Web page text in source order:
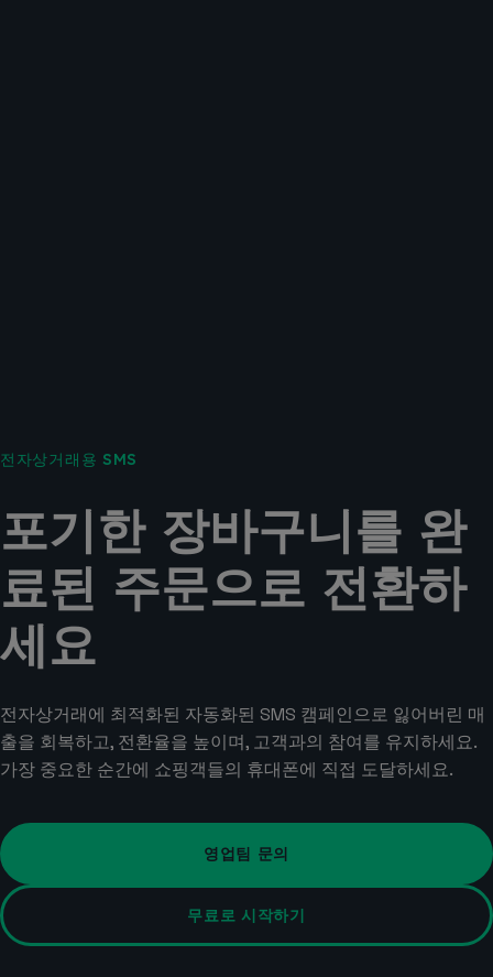
전자상거래용 SMS
포기한 장바구니를 완
료된 주문으로 전환하
세요
전자상거래에 최적화된 자동화된 SMS 캠페인으로 잃어버린 매
출을 회복하고, 전환율을 높이며, 고객과의 참여를 유지하세요.
가장 중요한 순간에 쇼핑객들의 휴대폰에 직접 도달하세요.
영업팀 문의
무료로 시작하기